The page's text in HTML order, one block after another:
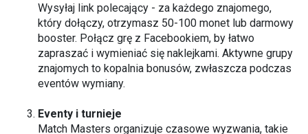
Wysyłaj link polecający - za każdego znajomego,
który dołączy, otrzymasz 50-100 monet lub darmowy
booster. Połącz grę z Facebookiem, by łatwo
zapraszać i wymieniać się naklejkami. Aktywne grupy
znajomych to kopalnia bonusów, zwłaszcza podczas
eventów wymiany.
Eventy i turnieje
Match Masters organizuje czasowe wyzwania, takie